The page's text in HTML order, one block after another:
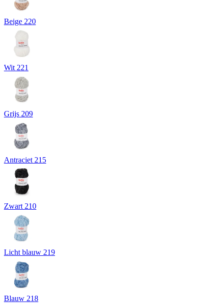
Beige 220
Wit 221
Grijs 209
Antraciet 215
Zwart 210
Licht blauw 219
Blauw 218